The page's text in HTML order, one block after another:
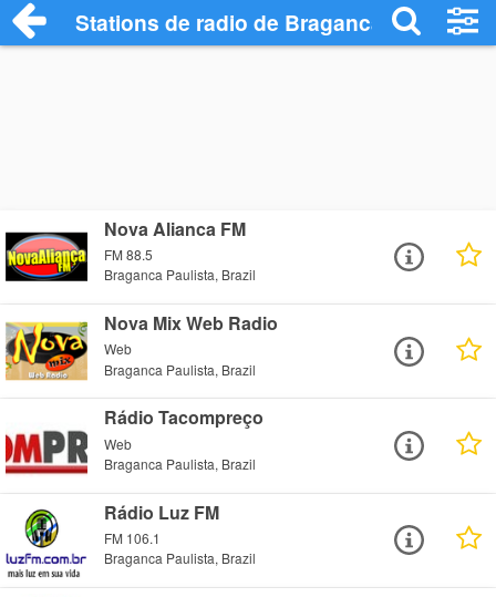
Stations de radio de Braganca Paulista
Nova Alianca FM
FM 88.5
Braganca Paulista, Brazil
Nova Mix Web Radio
Web
Braganca Paulista, Brazil
Rádio Tacompreço
Web
Braganca Paulista, Brazil
Rádio Luz FM
FM 106.1
Braganca Paulista, Brazil